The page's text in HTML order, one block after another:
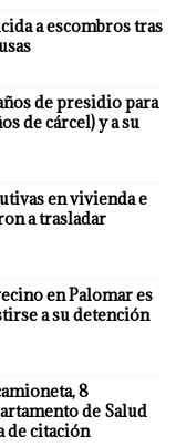
a escombros tras
de presidio para
de cárcel) y a su
en vivienda e
a trasladar
en Palomar es
a su detención
8
de Salud
de citación